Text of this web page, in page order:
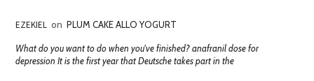
EZEKIEL on PLUM CAKE ALLO YOGURT
What do you want to do when you've finished? anafranil dose for
depression It is the first year that Deutsche takes part in the